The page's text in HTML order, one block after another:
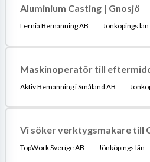
Aluminium Casting | Gnosjö
Lernia Bemanning AB Jönköpings län
Maskinoperatör till
Aktiv Bemanning i Småland AB
Vi söker verktygsmakare till
TopWork Sverige AB Jönköpings län